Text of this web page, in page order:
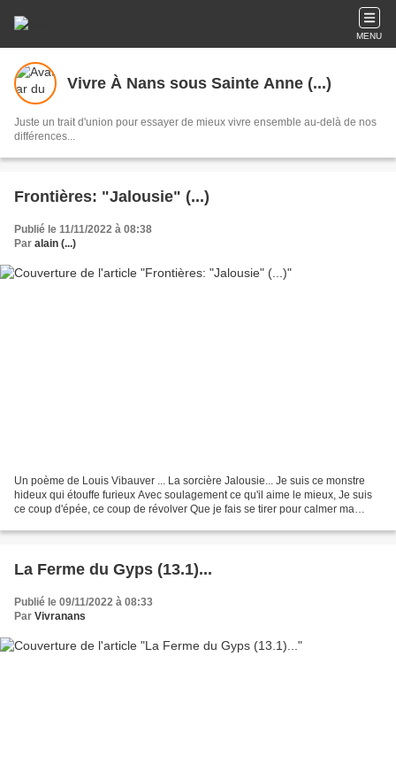
MENU
Vivre À Nans sous Sainte Anne (...)
Juste un trait d'union pour essayer de mieux vivre ensemble au-delà de nos
différences...
Frontières: "Jalousie" (...)
Publié le 11/11/2022 à 08:38
Par alain (...)
Un poème de Louis Vibauver ... La sorcière Jalousie... Je suis ce monstre
hideux qui étouffe furieux Avec soulagement ce qu'il aime le mieux, Je suis
ce coup d'épée, ce coup de révolver Que je fais se tirer pour calmer ma
La Ferme du Gyps (13.1)...
Publié le 09/11/2022 à 08:33
Par Vivranans